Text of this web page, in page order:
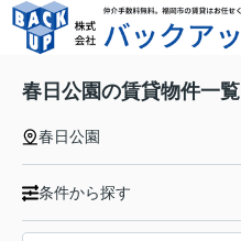
春日公園の賃貸物件一覧
春日公園
条件から探す